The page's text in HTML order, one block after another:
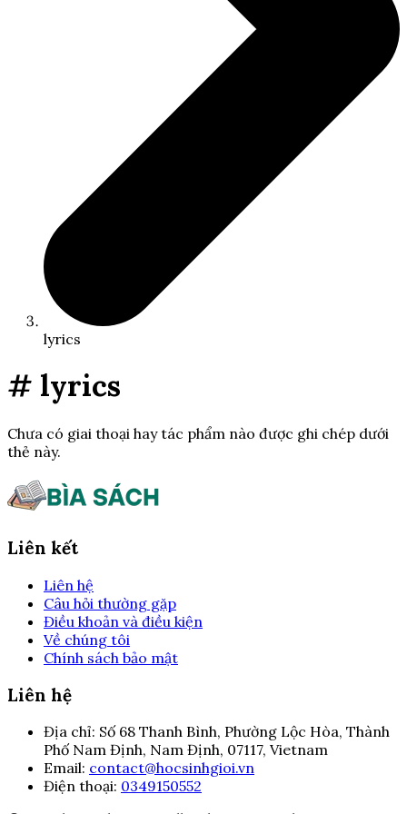
lyrics
# lyrics
Chưa có giai thoại hay tác phẩm nào được ghi chép dưới
thẻ này.
Liên kết
Liên hệ
Câu hỏi thường gặp
Điều khoản và điều kiện
Về chúng tôi
Chính sách bảo mật
Liên hệ
Địa chỉ: Số 68 Thanh Bình, Phường Lộc Hòa, Thành
Phố Nam Định, Nam Định, 07117, Vietnam
Email: contact@hocsinhgioi.vn
Điện thoại: 0349150552